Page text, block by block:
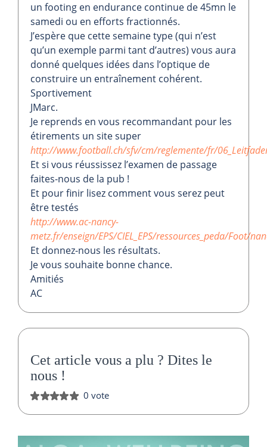
un footing en endurance continue de 45mn le
samedi ou en efforts fractionnés.
J’espère que cette semaine type (qui n’est
qu’un exemple parmi tant d’autres) vous aura
donné quelques idées dans l’optique de
construire un entraînement cohérent.
Sportivement
JMarc.
Je reprends en vous recommandant pour les
étirements un site super
http://www.football.ch/sfv/cm/reglemente/fr/
Et si vous réussissez l’examen de passage
faites-nous de la pub !
Et pour finir lisez comment vous serez peut
être testés
http://www.ac-nancy-
metz.fr/enseign/EPS/CIEL_EPS/ressources_peda/Foot/
Et donnez-nous les résultats.
Je vous souhaite bonne chance.
Amitiés
AC
Cet article vous a plu ? Dites le
nous !
0 vote